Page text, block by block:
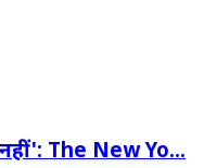
The New Yo...